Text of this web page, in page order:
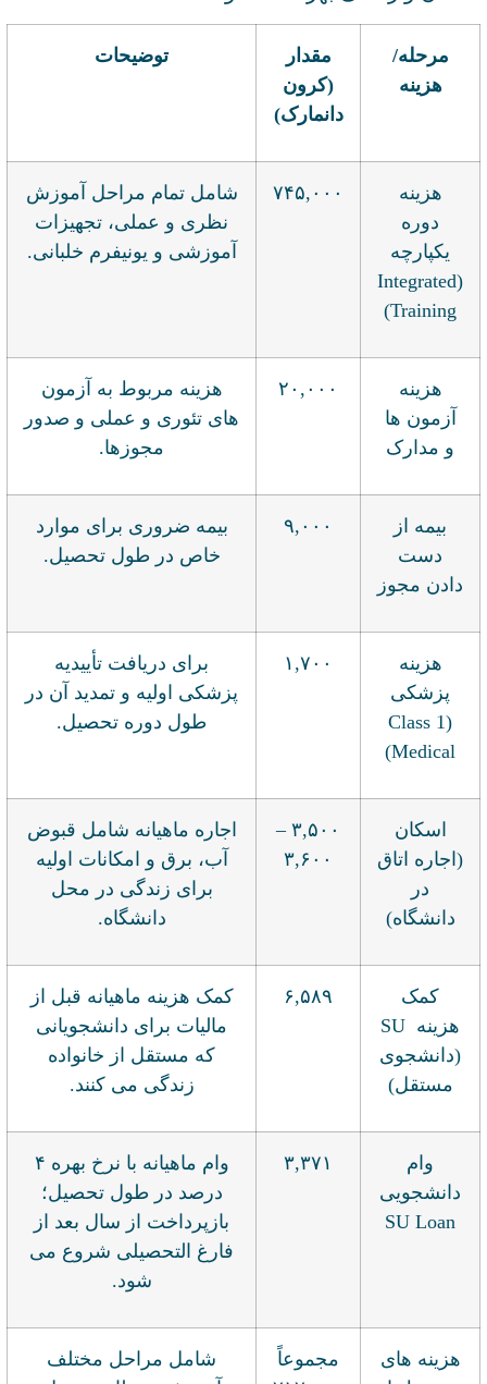
مرحله/
هزینه
مقدار
(کرون
دانمارک)
توضیحات
هزینه
دوره
یکپارچه
(Integrated
Training)
۷۴۵,۰۰۰
شامل تمام مراحل آموزش
نظری و عملی، تجهیزات
آموزشی و یونیفرم خلبانی.
هزینه
آزمون ها
و مدارک
۲۰,۰۰۰
هزینه مربوط به آزمون
های تئوری و عملی و صدور
مجوزها.
بیمه از
دست
دادن مجوز
۹,۰۰۰
بیمه ضروری برای موارد
خاص در طول تحصیل.
هزینه
پزشکی
(Class 1
Medical)
۱,۷۰۰
برای دریافت تأییدیه
پزشکی اولیه و تمدید آن در
طول دوره تحصیل.
اسکان
(اجاره اتاق
در
دانشگاه)
۳,۵۰۰ –
۳,۶۰۰
اجاره ماهیانه شامل قبوض
آب، برق و امکانات اولیه
برای زندگی در محل
دانشگاه.
کمک
هزینه SU
(دانشجوی
مستقل)
۶,۵۸۹
کمک هزینه ماهیانه قبل از
مالیات برای دانشجویانی
که مستقل از خانواده
زندگی می کنند.
وام
دانشجویی
SU Loan
۳,۳۷۱
وام ماهیانه با نرخ بهره ۴
درصد در طول تحصیل؛
بازپرداخت از سال بعد از
فارغ التحصیلی شروع می
شود.
هزینه های
مجموعاً
شامل مراحل مختلف